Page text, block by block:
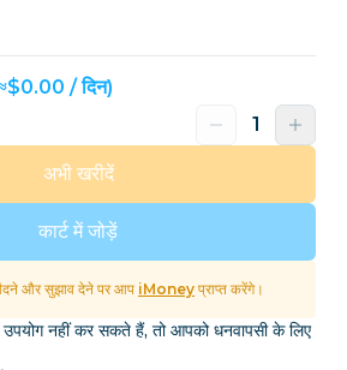
/ दिन)
कार्ट में जोड़ें
अभी खरीदें
और सुझाव देने पर आप iMoney प्राप्त करेंगे।
नहीं कर सकते हैं, तो आपको धनवापसी के लिए